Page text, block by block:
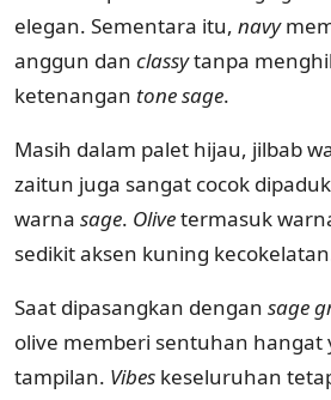
elegan. Sementara itu, navy
anggun dan classytanpa
ketenangan tone sage.
Masih dalam palet hijau, jilbab
zaitun juga sangat cocok
warna sage. Olivetermasuk
sedikit aksen kuning
Saat dipasangkan dengan sage
olive memberi sentuhan hangat
tampilan. Vibes keseluruhan